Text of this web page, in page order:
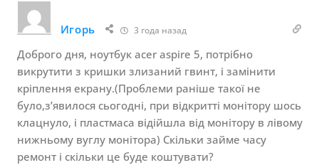
Игорь 3 года назад
Доброго дня, ноутбук acer aspire 5, потрібно
викрутити з кришки злизаний гвинт, і замінити
кріплення екрану.(Проблеми раніше такої не
було,з’явилося сьогодні, при відкритті монітору шось
клацнуло, і пластмаса відійшла від монітору в лівому
нижньому вуглу монітора) Скільки займе часу
ремонт і скільки це буде коштувати?